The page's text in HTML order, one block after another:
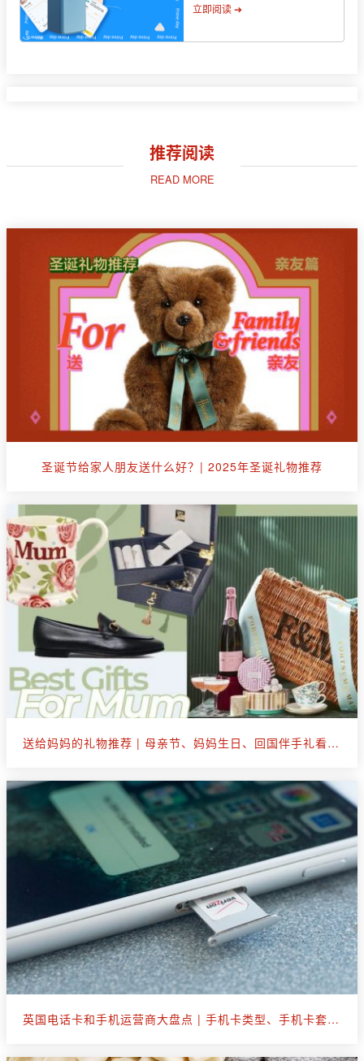
立即阅读 ➔
推荐阅读
READ MORE
圣诞节给家人朋友送什么好？| 2025年圣诞礼物推荐
送给妈妈的礼物推荐 | 母亲节、妈妈生日、回国伴手礼看这篇就够了
英国电话卡和手机运营商大盘点 | 手机卡类型、手机卡套餐选购